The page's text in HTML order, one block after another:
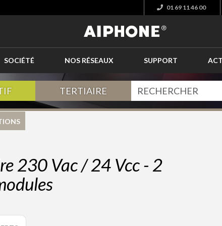
01 69 11 46 00
SOCIÉTÉ NOS RÉSEAUX SUPPORT
TERTIAIRE
230 Vac / 24 Vcc - 2